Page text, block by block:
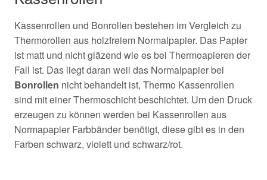
Kassenrollen und Bonrollen bestehen im Vergleich zu
Thermorollen aus holzfreiem Normalpapier. Das Papier
ist matt und nicht gläzend wie es bei Thermoapieren der
Fall ist. Das liegt daran weil das Normalpapier bei
Bonrollen nicht behandelt ist, Thermo Kassenrollen
sind mit einer Thermoschicht beschichtet. Um den Druck
erzeugen zu können werden bei Kassenrollen aus
Normapapier Farbbänder benötigt, diese gibt es in den
Farben schwarz, violett und schwarz/rot.